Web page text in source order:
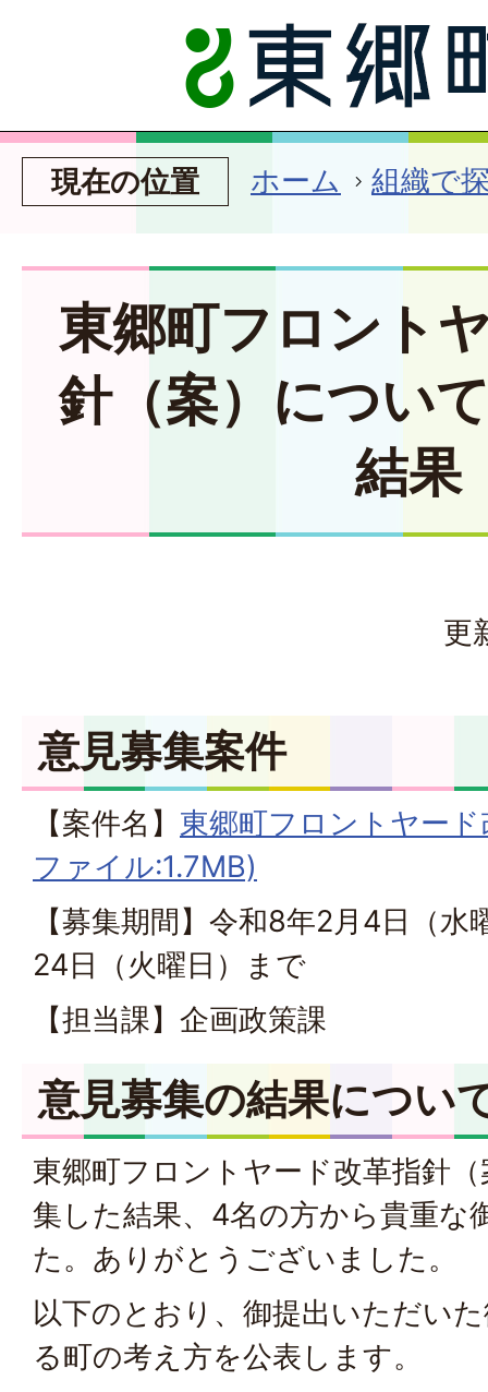
現在の位置 ホーム 組織で
東郷町フロント
針（案）につい
結果
更
意見募集案件
【案件名】 東郷町フロントヤー
ファイル:1.7MB)
【募集期間】令和8年2月4日（
24日（火曜日）まで
【担当課】企画政策課
意見募集の結果につい
東郷町フロントヤード改革指針
集した結果、4名の方から貴重な
た。ありがとうございました。
以下のとおり、御提出いただい
る町の考え方を公表します。